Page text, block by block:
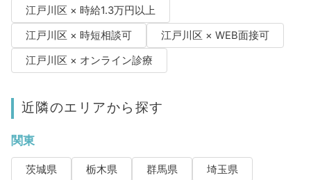
江戸川区 × 時給1.3万円以上
江戸川区 × 時短相談可
江戸川区 × WEB面接可
江戸川区 × オンライン診療
近隣のエリアから探す
関東
茨城県 栃木県 群馬県
埼玉県